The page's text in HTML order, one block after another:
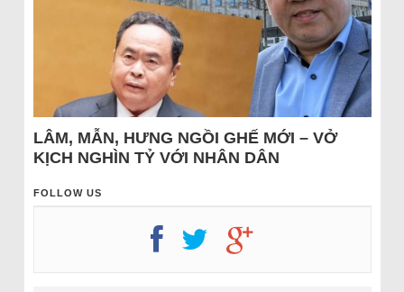
LÂM, MẪN, HƯNG NGỒI GHẾ MỚI – VỞ
KỊCH NGHÌN TỶ VỚI NHÂN DÂN
FOLLOW US